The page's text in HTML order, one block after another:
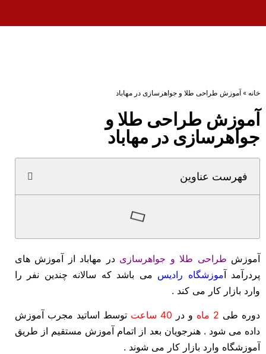
خانه » آموزش طراحی طلا و جواهرسازی در مهاباد
آموزش طراحی طلا و
جواهرسازی در مهاباد
فهرست عناوین
آموزش طراحی طلا و جواهرسازی در مهاباد از آموزش های
پردرآمد آموزشگاه رادیس می باشد که سالانه چندین نفر را
وارد بازار کار می کند .
دوره طی و در 40 ساعت
توسط اساتید مجرب آموزش
داده می شود . هنرجویان بعد از اتمام آموزش مستقیم از طریق
آموزشگاه وارد بازار کار می شوند .